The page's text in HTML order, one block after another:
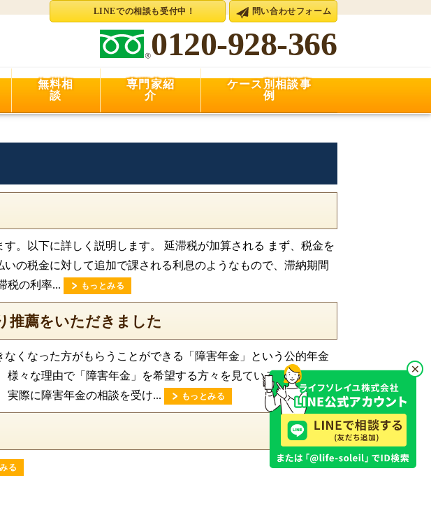
0120-928-366
LINEでの相談も受付中！ 問い合わせフォーム
無料相
談
専門家紹
介
ケース別相談事
例
。以下に詳しく説明します。 延滞税が加算される まず、税金を
の税金に対して追加で課される利息のようなもので、滞納期間
税の利率...
もっとみる
推薦をいただきました
くなった方がもらうことができる「障害年金」という公的年金
々な理由で「障害年金」を希望する方々を見ている中で、やは
実際に障害年金の相談を受け...
もっとみる
る